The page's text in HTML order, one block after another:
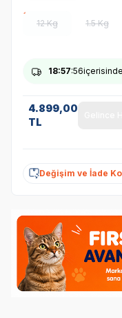
12 Kg 1.5 Kg
18:57:56
4.899,00
TL
Değişim ve İade